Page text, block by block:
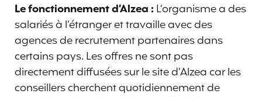
Le fonctionnement d’Alzea :L’organisme a des
salariés à l’étranger et travaille avec des
agences de recrutement partenaires dans
certains pays. Les offres ne sont pas
directement diffusées sur le site d’Alzea car les
conseillers cherchent quotidiennement de